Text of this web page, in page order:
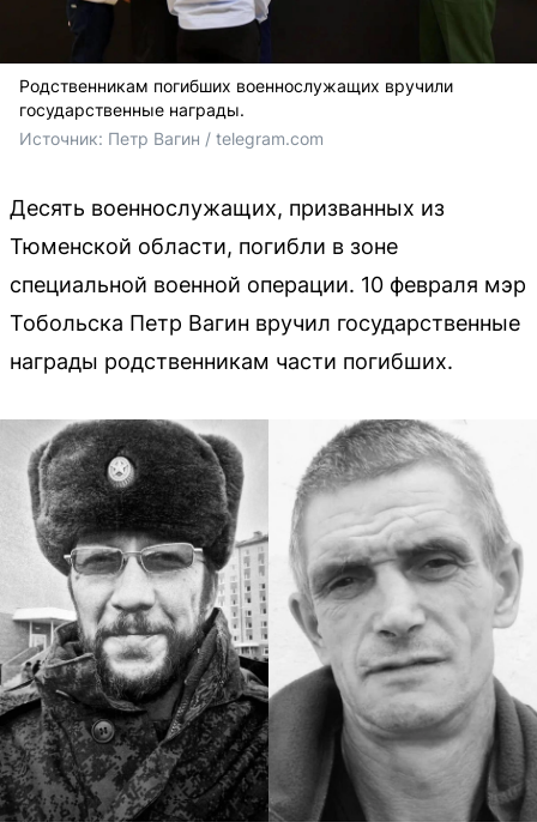
Родственникам погибших военнослужащих вручили
государственные награды.
Источник: Петр Вагин / telegram.com
Десять военнослужащих, призванных из
Тюменской области, погибли в зоне
специальной военной операции. 10 февраля мэр
Тобольска Петр Вагин вручил государственные
награды родственникам части погибших.